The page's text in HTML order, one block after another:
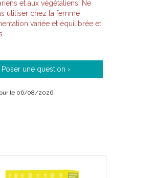
et aux végétaliens, Ne
utiliser chez la femme
variée et équilibrée et
Poser une question ›
jour le 06/08/2026.